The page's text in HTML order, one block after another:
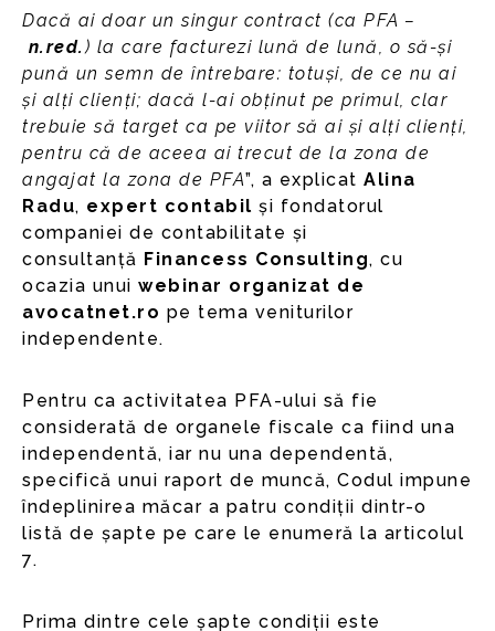
Dacă ai doar un singur contract (ca PFA –
n.red.) la care facturezi lună de lună, o să-și
pună un semn de întrebare: totuși, de ce nu ai
și alți clienți; dacă l-ai obținut pe primul, clar
trebuie să target ca pe viitor să ai și alți clienți,
pentru că de aceea ai trecut de la zona de
angajat la zona de PFA”, a explicat Alina
Radu, expert contabil și fondatorul
companiei de contabilitate și
consultanță Financess Consulting, cu
ocazia unui webinar organizat de
avocatnet.ro pe tema veniturilor
independente.
Pentru ca activitatea PFA-ului să fie
considerată de organele fiscale ca fiind una
independentă, iar nu una dependentă,
specifică unui raport de muncă, Codul impune
îndeplinirea măcar a patru condiții dintr-o
listă de șapte pe care le enumeră la articolul
7.
Prima dintre cele șapte condiții este